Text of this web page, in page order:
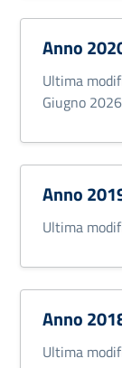
Anno
Ultima
Giugno 2026
Anno
Ultima
Anno
Ultima